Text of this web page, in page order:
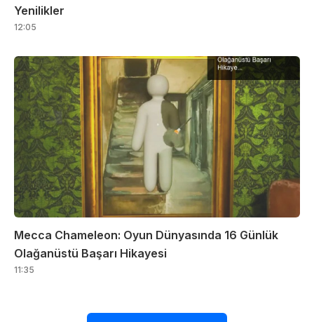
Yenilikler
12:05
Mecca Chameleon: Oyun Dünyasında 16 Günlük
Olağanüstü Başarı Hikayesi
11:35